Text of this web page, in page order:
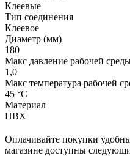
Клеевые
Тип соединения
Клеевое
Диаметр (мм)
180
Макс давление рабочей
1,0
Макс температура рабочей
45 °С
Материал
ПВХ
Оплачивайте покупки
магазине доступны